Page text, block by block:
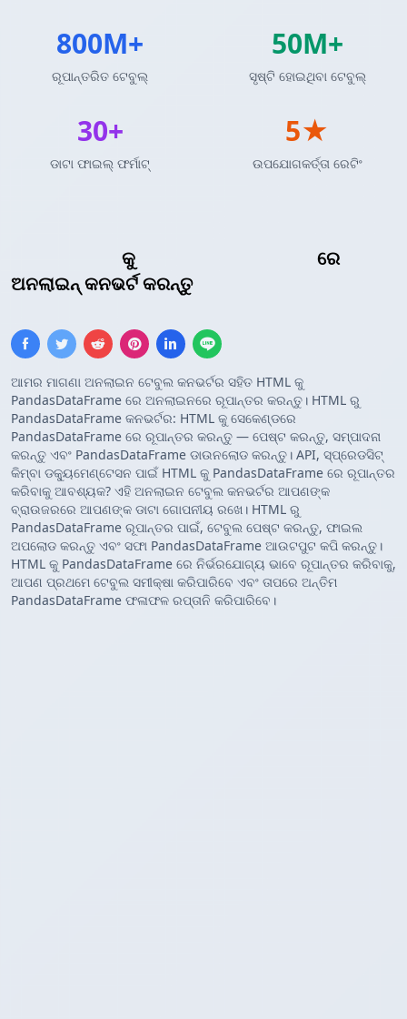
କୁ
ରେ
ଅନଲାଇନ୍ କନଭର୍ଟ କରନ୍ତୁ
ଆମର ମାଗଣା ଅନଲାଇନ ଟେବୁଲ କନଭର୍ଟର ସହିତ HTML କୁ
PandasDataFrame ରେ ଅନଲାଇନରେ ରୂପାନ୍ତର କରନ୍ତୁ। HTML ରୁ
PandasDataFrame କନଭର୍ଟର: HTML କୁ ସେକେଣ୍ଡରେ
PandasDataFrame ରେ ରୂପାନ୍ତର କରନ୍ତୁ — ପେଷ୍ଟ କରନ୍ତୁ, ସମ୍ପାଦନା
କରନ୍ତୁ ଏବଂ PandasDataFrame ଡାଉନଲୋଡ କରନ୍ତୁ। API, ସ୍ପ୍ରେଡସିଟ୍
କିମ୍ବା ଡକ୍ୟୁମେଣ୍ଟେସନ ପାଇଁ HTML କୁ PandasDataFrame ରେ ରୂପାନ୍ତର
କରିବାକୁ ଆବଶ୍ୟକ? ଏହି ଅନଲାଇନ ଟେବୁଲ କନଭର୍ଟର ଆପଣଙ୍କ
ବ୍ରାଉଜରରେ ଆପଣଙ୍କ ଡାଟା ଗୋପନୀୟ ରଖେ। HTML ରୁ
PandasDataFrame ରୂପାନ୍ତର ପାଇଁ, ଟେବୁଲ ପେଷ୍ଟ କରନ୍ତୁ, ଫାଇଲ
ଅପଲୋଡ କରନ୍ତୁ ଏବଂ ସଫା PandasDataFrame ଆଉଟପୁଟ କପି କରନ୍ତୁ।
HTML କୁ PandasDataFrame ରେ ନିର୍ଭରଯୋଗ୍ୟ ଭାବେ ରୂପାନ୍ତର କରିବାକୁ,
ଆପଣ ପ୍ରଥମେ ଟେବୁଲ ସମୀକ୍ଷା କରିପାରିବେ ଏବଂ ତାପରେ ଅନ୍ତିମ
PandasDataFrame ଫଳାଫଳ ରପ୍ତାନି କରିପାରିବେ।
800M+
ରୂପାନ୍ତରିତ ଟେବୁଲ୍
50M+
ସୃଷ୍ଟି ହୋଇଥିବା ଟେବୁଲ୍
30+
ଡାଟା ଫାଇଲ୍ ଫର୍ମାଟ୍
5★
ଉପଯୋଗକର୍ତ୍ତା ରେଟିଂ